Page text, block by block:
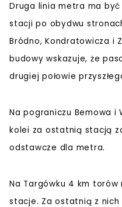
Druga linia metra ma
stacji po obydwu
Bródno, Kondratowicza i
budowy wskazuje, że
drugiej połowie
Na pograniczu Bemowa i
kolei za ostatnią stacją
odstawcze dla metra.
Na Targówku 4 km torów
stacje. Za ostatnią z